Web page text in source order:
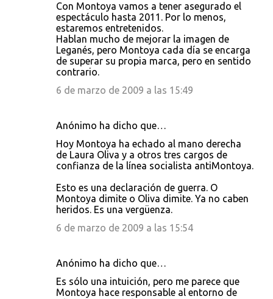
Con Montoya vamos a tener asegurado el
espectáculo hasta 2011. Por lo menos,
estaremos entretenidos.
Hablan mucho de mejorar la imagen de
Leganés, pero Montoya cada día se encarga
de superar su propia marca, pero en sentido
contrario.
6 de marzo de 2009 a las 15:49
Anónimo ha dicho que…
Hoy Montoya ha echado al mano derecha
de Laura Oliva y a otros tres cargos de
confianza de la línea socialista antiMontoya.
Esto es una declaración de guerra. O
Montoya dimite o Oliva dimite. Ya no caben
heridos. Es una vergüenza.
6 de marzo de 2009 a las 15:54
Anónimo ha dicho que…
Es sólo una intuición, pero me parece que
Montoya hace responsable al entorno de